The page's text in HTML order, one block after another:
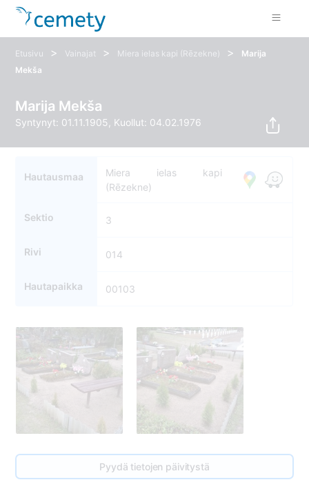
Etusivu > Vainajat > Miera ielas kapi (Rēzekne) >
Marija
Mekša
Marija Mekša
Syntynyt: 01.11.1905, Kuollut: 04.02.1976
Hautausmaa
Miera ielas kapi
(Rēzekne)
Sektio 3
Rivi 014
Hautapaikka 00103
Pyydä tietojen päivitystä